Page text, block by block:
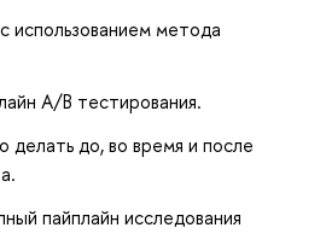
использованием метода
A/B тестирования.
делать до, во время и после
пайплайн исследования